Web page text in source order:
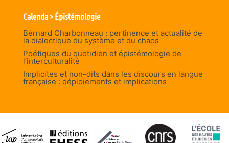
Calenda > Épistémologie
Bernard Charbonneau : pertinence et actualité de
la dialectique du système et du chaos
Poétiques du quotidien et épistémologie de
l’interculturalité
Implicites et non-dits dans les discours en langue
française : déploiements et implications